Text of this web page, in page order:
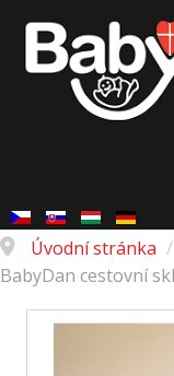
Úvodní stránka /
BabyDan cestovní